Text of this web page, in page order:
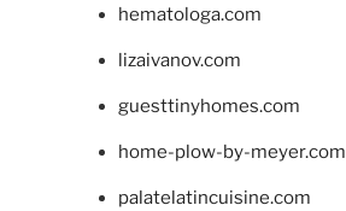
hematologa.com
lizaivanov.com
guesttinyhomes.com
home-plow-by-meyer.com
palatelatincuisine.com